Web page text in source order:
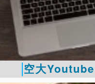
空大Youtube